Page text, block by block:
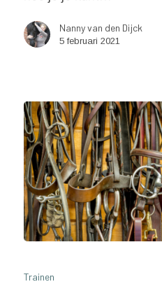
Nanny van den Dijck
5 februari 2021
Trainen